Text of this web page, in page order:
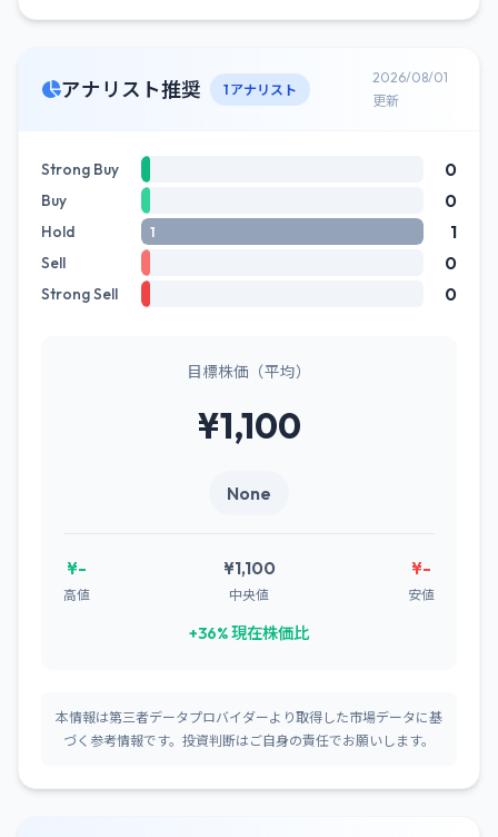
アナリスト推奨 1 アナリスト
2026/08/01
更新
Strong Buy 0
Buy 0
Hold 1 1
Sell 0
Strong Sell 0
目標株価（平均）
¥1,100
None
¥-
高値
¥1,100
中央値
¥-
安値
+36% 現在株価比
本情報は第三者データプロバイダーより取得した市場データに基
づく参考情報です。投資判断はご自身の責任でお願いします。